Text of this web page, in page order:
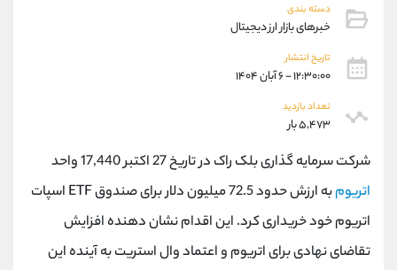
دسته بندی
خبرهای بازار ارز دیجیتال
تاریخ انتشار
۱۲:۳۰:۰۰ - ۶ آبان ۱۴۰۴
تعداد بازدید
۵,۴۷۳ بار
شرکت سرمایه گذاری بلک راک در تاریخ 27 اکتبر 17,440 واحد
اتریوم
به ارزش حدود 72.5 میلیون دلار برای صندوق ETF اسپات
اتریوم خود خریداری کرد. این اقدام نشان دهنده‌ افزایش
تقاضای نهادی برای اتریوم و اعتماد وال استریت به آینده این
موبایل
واتساپ
تلگرام
داخلی
اطلاعات تماس (دفتر فروش)
تلفن 021-22021030
بدون پیش شماره 90001030
اینستاگرام @alireza.mehrabii
کانال تلگرام @alirezamehrabi_com